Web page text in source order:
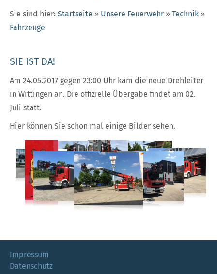
Sie sind hier: Startseite » Unsere Feuerwehr » Technik »
Fahrzeuge
SIE IST DA!
Am 24.05.2017 gegen 23:00 Uhr kam die neue Drehleiter
in Wittingen an. Die offizielle Übergabe findet am 02.
Juli statt.
Hier können Sie schon mal einige Bilder sehen.
Impressum
Datenschutz